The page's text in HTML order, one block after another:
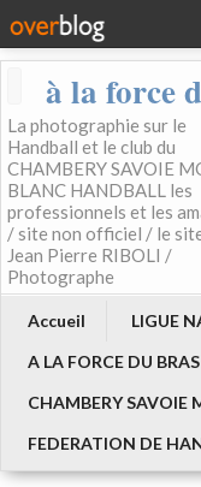
à la force
La photographie sur le
Handball et le club du
CHAMBERY SAVOIE
BLANC HANDBALL les
professionnels et les
/ site non officiel / le
Jean Pierre RIBOLI /
Photographe
Accueil
LIGUE
A LA FORCE DU
CHAMBERY SAVOIE
FEDERATION DE